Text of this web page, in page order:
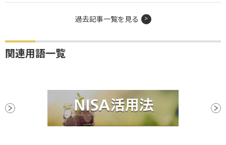
過去記事一覧を見る
関連用語一覧